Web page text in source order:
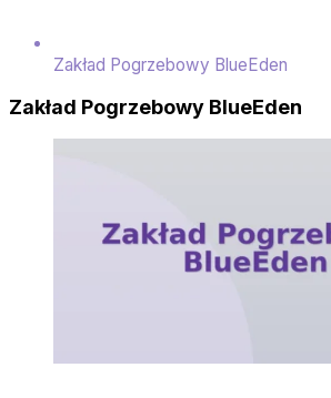
Zakład Pogrzebowy BlueEden
Zakład Pogrzebowy BlueEden